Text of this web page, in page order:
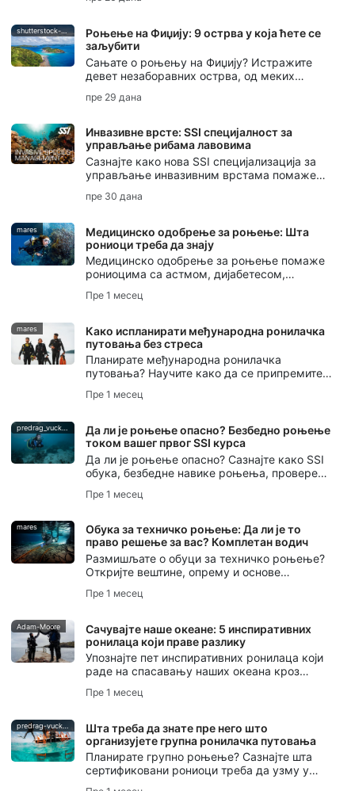
пећинама, дрифтовања, ноћног роњења,
подводне фотографије.
shutterstock-bell-davey-photography
Роњење на Фиџију: 9 острва у која ћете се
заљубити
Сањате о роњењу на Фиџију? Истражите
девет незаборавних острва, од меких
познатог места за роњење са ајкулама бика
пре 29 дана
Инвазивне врсте: SSI специјалност за
управљање рибама лавовима
Сазнајте како нова SSI специјализација за
управљање инвазивним врстама помаже
одговорно управљају рибама лавовима и
пре 30 дана
mares
Медицинско одобрење за роњење: Шта
рониоци треба да знају
Медицинско одобрење за роњење помаже
рониоцима са астмом, дијабетесом,
постојећим стањима да планирају
Пре 1 месец
mares
Како испланирати међународна ронилачка
путовања без стреса
Планирате међународна ронилачка
путовања? Научите како да се припремите,
управљате логистиком и избегнете
без стреса.
Пре 1 месец
predrag_vuckovic
Да ли је роњење опасно? Безбедно роњење
током вашег првог SSI курса
Да ли је роњење опасно? Сазнајте како SSI
обука, безбедне навике роњења, провере
новим рониоцима да се осећају спремно.
Пре 1 месец
mares
Обука за техничко роњење: Да ли је то
право решење за вас? Комплетан водич
Размишљате о обуци за техничко роњење?
Откријте вештине, опрему и основе
како вам SSI обука за проширени домет
Пре 1 месец
Adam-Moore
Сачувајте наше океане: 5 инспиративних
ронилаца који праве разлику
Упознајте пет инспиративних ронилаца који
раде на спасавању наших океана кроз
дах, заштиту океана и акцију SSI Blue
Пре 1 месец
predrag-vuckovic
Шта треба да знате пре него што
организујете групна ронилачка путовања
Планирате групно роњење? Сазнајте шта
сертификовани рониоци треба да узму у